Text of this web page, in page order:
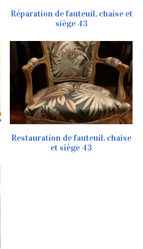
Réparation de fauteuil, chaise et
siège 43
Restauration de fauteuil, chaise
et siège 43